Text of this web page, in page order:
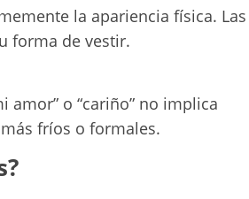
la apariencia física. Las
forma de vestir.
amor” o “cariño” no implica
fríos o formales.